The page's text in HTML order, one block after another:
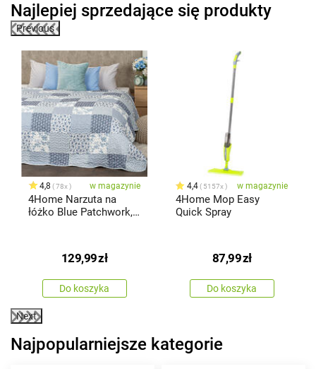
Najlepiej sprzedające się produkty
Previous
4,8 78x w magazynie
4Home Narzuta na
łóżko Blue Patchwork,
129,99zł
Do koszyka
4,4 5157x w magazynie
4Home Mop Easy
Quick Spray
87,99zł
Do koszyka
Next
Najpopularniejsze kategorie